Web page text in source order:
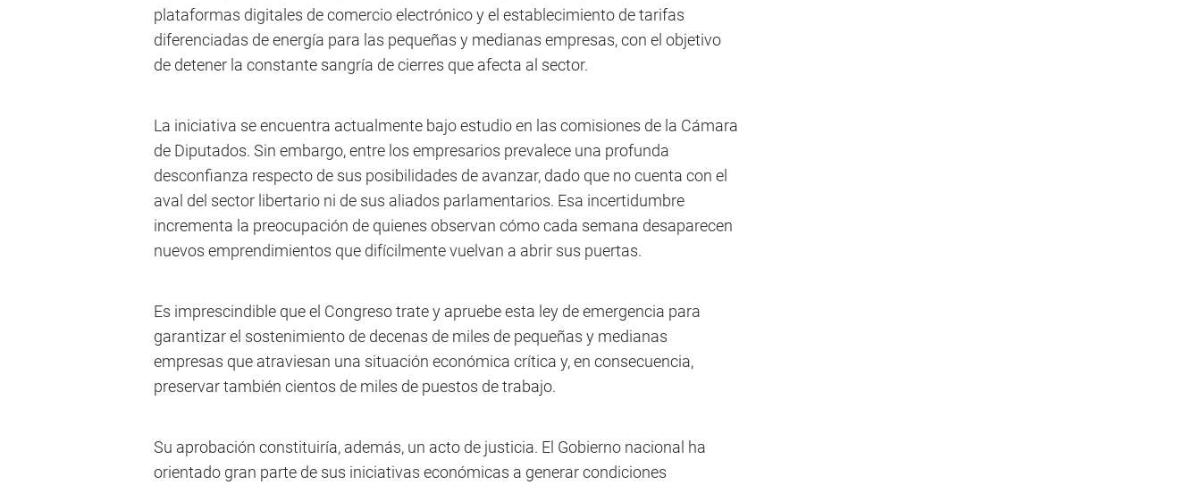
plataformas digitales de comercio electrónico y el establecimiento de tarifas
diferenciadas de energía para las pequeñas y medianas empresas, con el objetivo
de detener la constante sangría de cierres que afecta al sector.
La iniciativa se encuentra actualmente bajo estudio en las comisiones de la Cámara
de Diputados. Sin embargo, entre los empresarios prevalece una profunda
desconfianza respecto de sus posibilidades de avanzar, dado que no cuenta con el
aval del sector libertario ni de sus aliados parlamentarios. Esa incertidumbre
incrementa la preocupación de quienes observan cómo cada semana desaparecen
nuevos emprendimientos que difícilmente vuelvan a abrir sus puertas.
Es imprescindible que el Congreso trate y apruebe esta ley de emergencia para
garantizar el sostenimiento de decenas de miles de pequeñas y medianas
empresas que atraviesan una situación económica crítica y, en consecuencia,
preservar también cientos de miles de puestos de trabajo.
Su aprobación constituiría, además, un acto de justicia. El Gobierno nacional ha
orientado gran parte de sus iniciativas económicas a generar condiciones